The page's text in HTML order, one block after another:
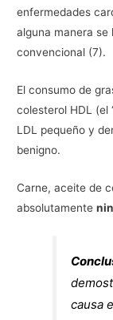
enfermedades
alguna manera se
convencional (7).
El consumo de
colesterol HDL (el
LDL pequeño y
benigno.
Carne, aceite de
absolutamente
causa